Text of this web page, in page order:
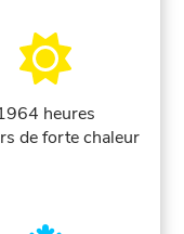
heures
de forte chaleur